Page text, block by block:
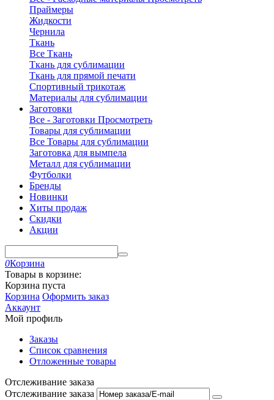
Праймеры
Жидкости
Чернила
Ткань
Все Ткань
Ткань для сублимации
Ткань для прямой печати
Спортивный трикотаж
Материалы для сублимации
Заготовки
Все - Заготовки Просмотреть
Товары для сублимации
Все Товары для сублимации
Заготовка для вымпела
Металл для сублимации
Футболки
Бренды
Новинки
Хиты продаж
Скидки
Акции
0Корзина
Товары в корзине:
Корзина пуста
Корзина Оформить заказ
Аккаунт
Мой профиль
Заказы
Список сравнения
Отложенные товары
Отслеживание заказа
Отслеживание заказа